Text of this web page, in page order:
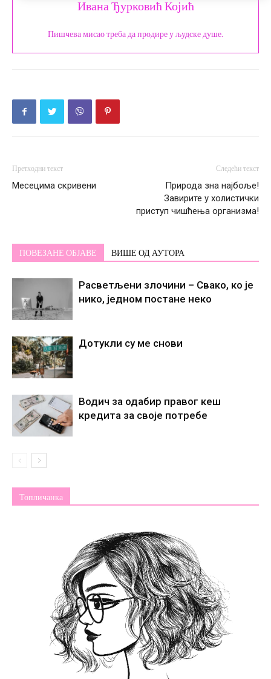
Ивана Ђурковић Којић
Пишчева мисао треба да продире у људске душе.
Претходни текст
Месецима скривени
Следећи текст
Природа зна најбоље!
Завирите у холистички
приступ чишћења организма!
ПОВЕЗАНЕ ОБЈАВЕ ВИШЕ ОД АУТОРА
Расветљени злочини – Свако, ко је
нико, једном постане некo
Дотукли су ме снови
Водич за одабир правог кеш
кредита за своје потребе
Топличанка